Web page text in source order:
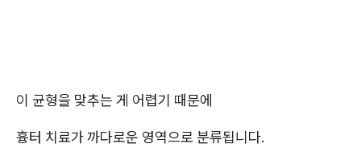
이 균형을 맞추는 게 어렵기 때문에
흉터 치료가 까다로운 영역으로 분류됩니다.